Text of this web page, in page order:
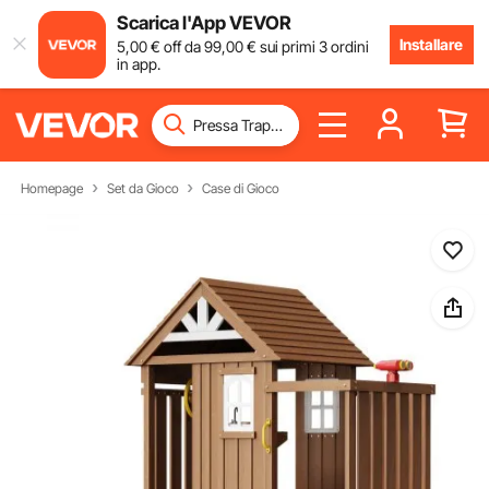
Scarica l'App VEVOR
5,00€ off da99,00€ sui primi 3 ordini
in app.
Installare
Homepage Set da Gioco Case di Gioco